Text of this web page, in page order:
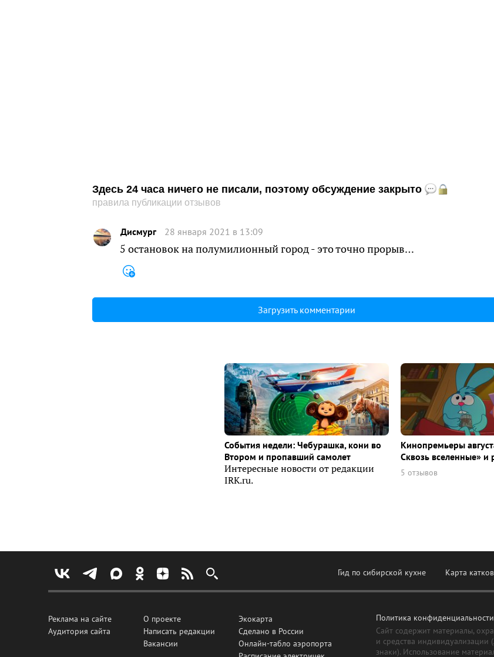
Здесь 24 часа ничего не писали, поэтому обсуждение закрыто
правила публикации отзывов
Дисмург 28 января 2021 в 13:09
5 остановок на полумилионный город - это точно прорыв…
Загрузить комментарии
События недели: Чебурашка, кони во
Втором и пропавший самолет
Интересные новости от редакции
IRK.ru.
Кинопремьеры
Сквозь вселенные» и
5 отзывов
Гид по сибирской кухне Карта катков
Реклама на сайте
Аудитория сайта
О проекте
Написать редакции
Вакансии
Экокарта
Сделано в России
Онлайн-табло аэропорта
Политика конфиденциальности
Сайт содержит материалы,
и средства индивидуализации
знаки). Использование